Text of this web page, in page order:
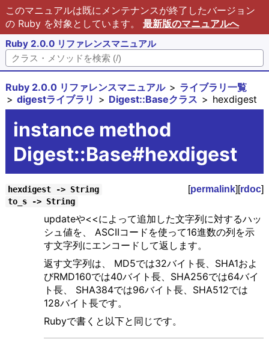
このマニュアルは既にメンテナンスが終了したバージョン
の Ruby を対象としています。 最新版のマニュアルへ
Ruby 2.0.0 リファレンスマニュアル
Ruby 2.0.0 リファレンスマニュアル
ライブラリ一覧
digestライブラリ
Digest::Baseクラス hexdigest
instance method
Digest::Base#hexdigest
hexdigest -> String [permalink][rdoc]
to_s -> String
updateや<<によって追加した文字列に対するハッ
シュ値を、 ASCIIコードを使って16進数の列を示
す文字列にエンコードして返します。
返す文字列は、 MD5では32バイト長、SHA1およ
びRMD160では40バイト長、SHA256では64バイ
ト長、 SHA384では96バイト長、SHA512では
128バイト長です。
Rubyで書くと以下と同じです。